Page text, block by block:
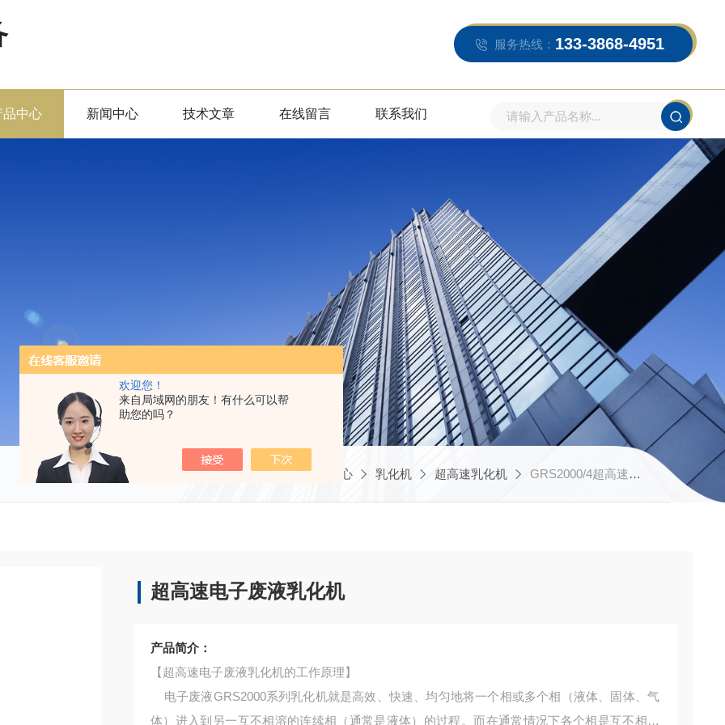
欢迎您！
来自局域网的朋友！有什么可以帮
助您的吗？
服务热线： 133-3868-4951
品中心 新闻中心 技术文章 在线留言 联系我们
当前位置：首页 产品中心 乳化机 超高速乳化机 GRS2000/4超高速电子废液乳化机
超高速电子废液乳化机
产品简介：
【超高速电子废液乳化机的工作原理】
电子废液GRS2000系列乳化机就是高效、快速、均匀地将一个相或多个相（液体、固体、气
体）进入到另一互不相溶的连续相（通常是液体）的过程。而在通常情况下各个相是互不相溶